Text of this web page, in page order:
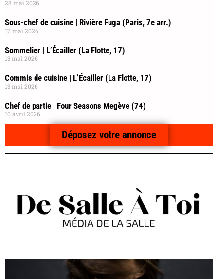
28 mai 2026
Sous-chef de cuisine | Rivière Fuga (Paris, 7e arr.)
17 mai 2026
Sommelier | L’Écailler (La Flotte, 17)
13 mai 2026
Commis de cuisine | L’Écailler (La Flotte, 17)
13 mai 2026
Chef de partie | Four Seasons Megève (74)
10 avril 2026
Déposez votre annonce